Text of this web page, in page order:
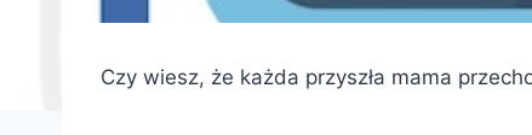
Czy wiesz, że każda przyszła mama